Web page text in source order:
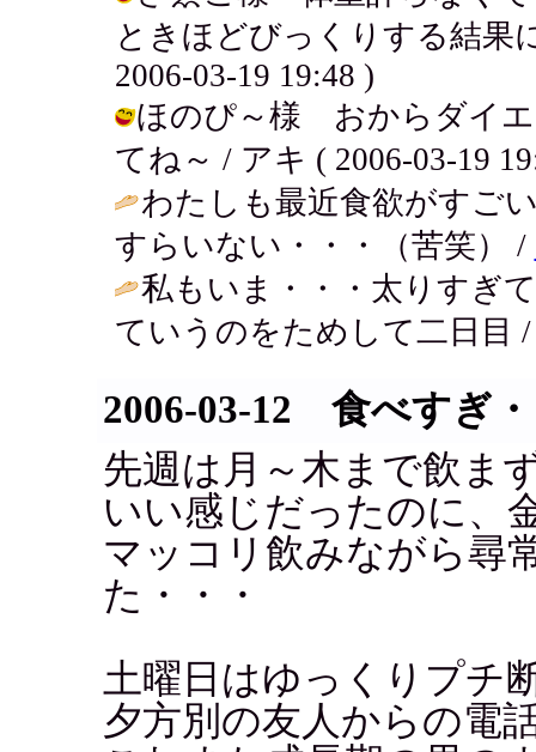
ときほどびっくりする結果
2006-03-19 19:48 )
ほのぴ～様 おからダイエ
てね～ / アキ ( 2006-03-19
わたしも最近食欲がすご
すらいない・・・（苦笑） /
私もいま・・・太りすぎ
ていうのをためして二日目
2006-03-12 食べすぎ
先週は月～木まで飲ま
いい感じだったのに、
マッコリ飲みながら尋
た・・・
土曜日はゆっくりプチ
夕方別の友人からの電